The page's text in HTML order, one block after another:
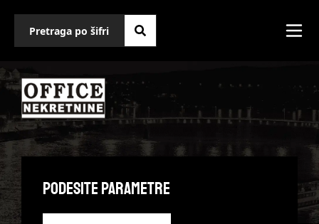
Podesite Parametre